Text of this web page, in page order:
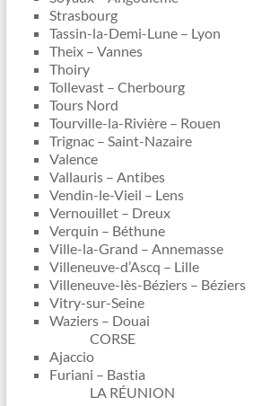
Strasbourg
Tassin-la-Demi-Lune – Lyon
Theix – Vannes
Thoiry
Tollevast – Cherbourg
Tours Nord
Tourville-la-Rivière – Rouen
Trignac – Saint-Nazaire
Valence
Vallauris – Antibes
Vendin-le-Vieil – Lens
Vernouillet – Dreux
Verquin – Béthune
Ville-la-Grand – Annemasse
Villeneuve-d’Ascq – Lille
Villeneuve-lès-Béziers – Béziers
Vitry-sur-Seine
Waziers – Douai
CORSE
Ajaccio
Furiani – Bastia
LA RÉUNION